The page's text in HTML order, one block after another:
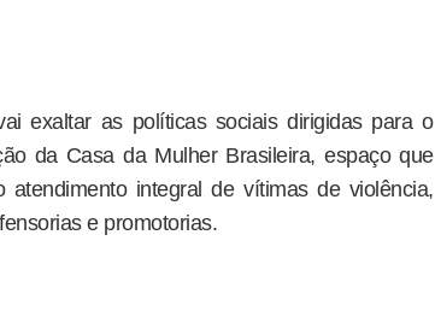
exaltar as políticas sociais dirigidas para o
da Casa da Mulher Brasileira, espaço que
integral de vítimas de violência,
e promotorias.